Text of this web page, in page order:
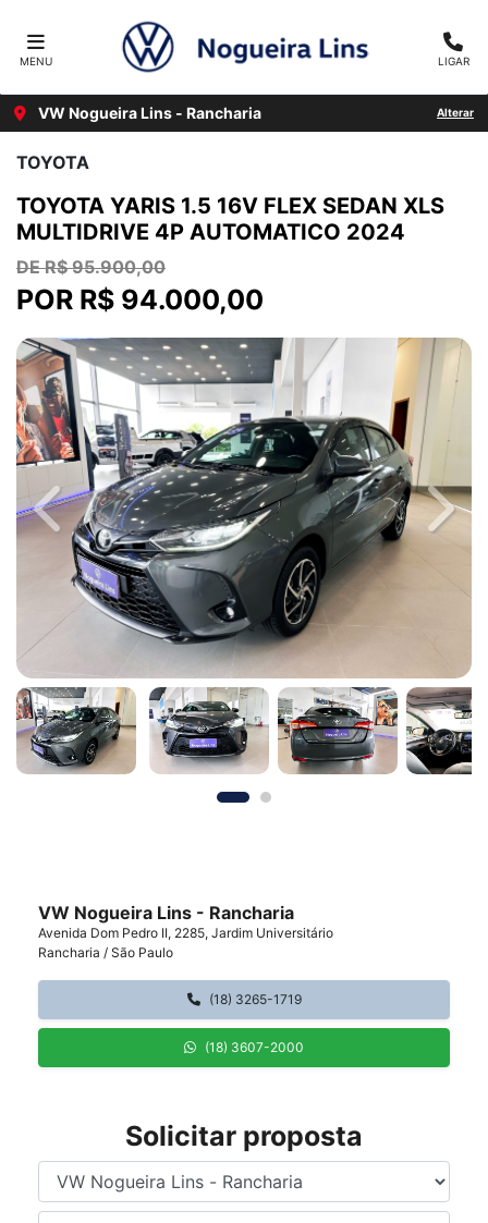
MENU LIGAR
VW Nogueira Lins - Rancharia Alterar
TOYOTA
TOYOTA YARIS 1.5 16V FLEX SEDAN XLS
MULTIDRIVE 4P AUTOMATICO 2024
DE R$ 95.900,00
POR R$ 94.000,00
Previous Next
VW Nogueira Lins - Rancharia
Avenida Dom Pedro II, 2285, Jardim Universitário
Rancharia / São Paulo
(18) 3265-1719
(18) 3607-2000
Solicitar proposta